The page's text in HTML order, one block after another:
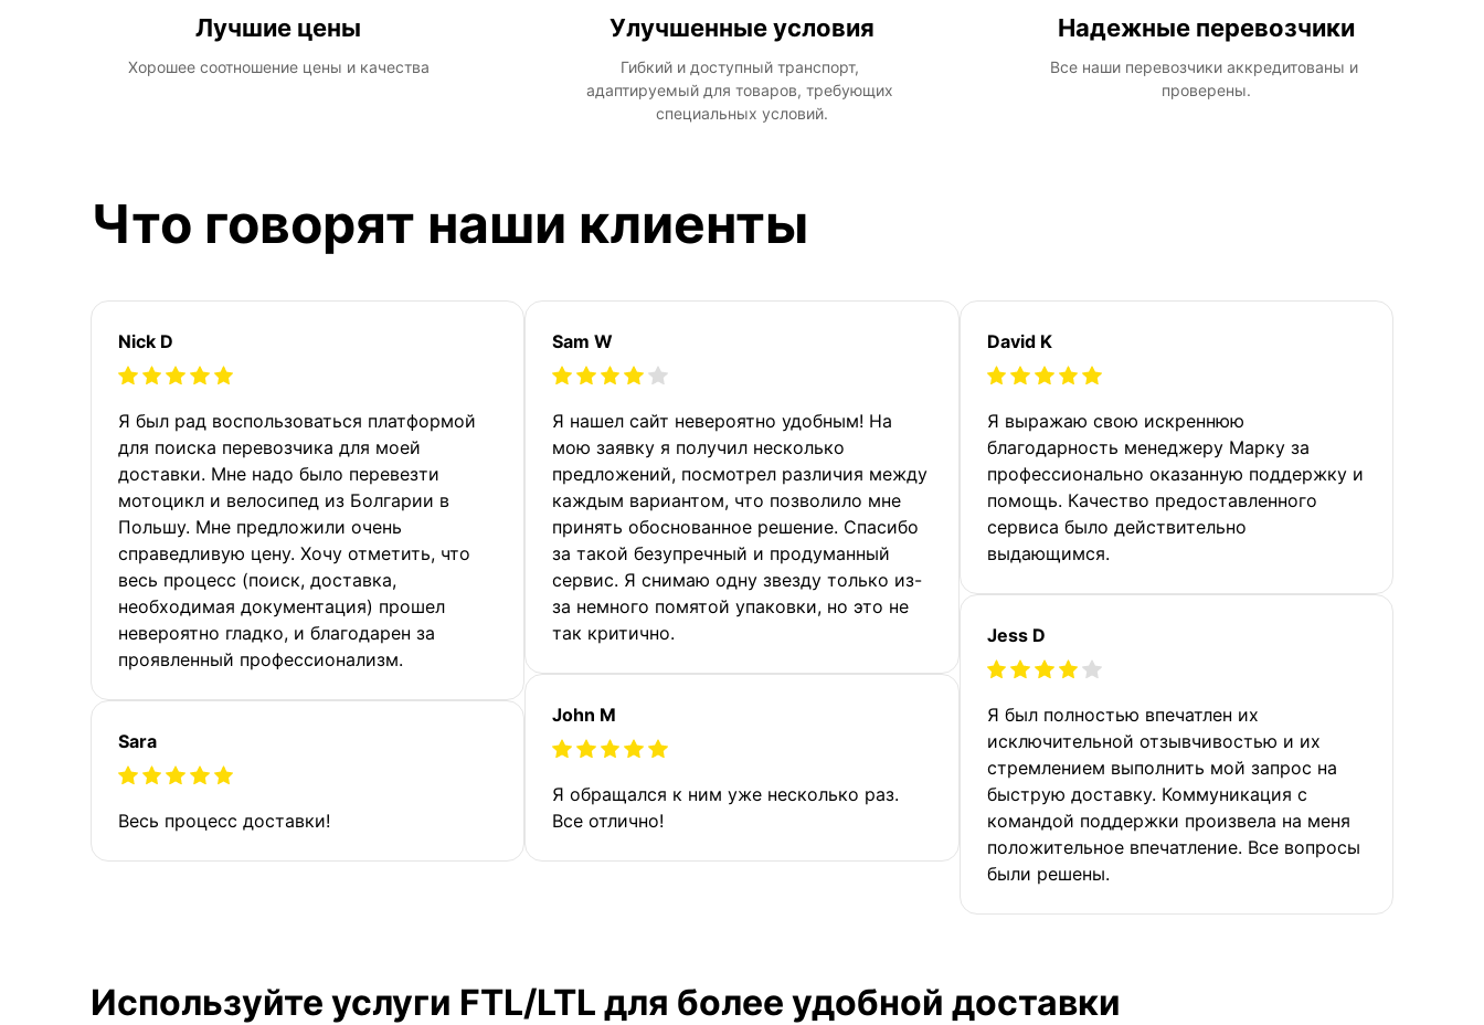
Лучшие цены
Хорошее соотношение цены и качества
Улучшенные условия
Гибкий и доступный транспорт,
адаптируемый для товаров, требующих
специальных условий.
Надежные перевозчики
Все наши перевозчики аккредитованы и
проверены.
Что говорят наши клиенты
Nick D
Я был рад воспользоваться платформой
для поиска перевозчика для моей
доставки. Мне надо было перевезти
мотоцикл и велосипед из Болгарии в
Польшу. Мне предложили очень
справедливую цену. Хочу отметить, что
весь процесс (поиск, доставка,
необходимая документация) прошел
невероятно гладко, и благодарен за
проявленный профессионализм.
Sara
Весь процесс доставки!
Sam W
Я нашел сайт невероятно удобным! На
мою заявку я получил несколько
предложений, посмотрел различия между
каждым вариантом, что позволило мне
принять обоснованное решение. Спасибо
за такой безупречный и продуманный
сервис. Я снимаю одну звезду только из-
за немного помятой упаковки, но это не
так критично.
John M
Я обращался к ним уже несколько раз.
Все отлично!
David K
Я выражаю свою искреннюю
благодарность менеджеру Марку за
профессионально оказанную поддержку и
помощь. Качество предоставленного
сервиса было действительно
выдающимся.
Jess D
Я был полностью впечатлен их
исключительной отзывчивостью и их
стремлением выполнить мой запрос на
быструю доставку. Коммуникация с
командой поддержки произвела на меня
положительное впечатление. Все вопросы
были решены.
Используйте услуги FTL/LTL для более удобной доставки